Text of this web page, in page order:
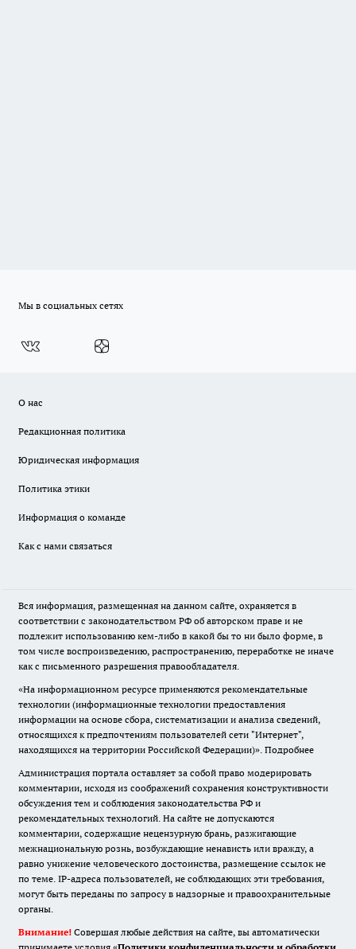
Мы в социальных сетях
О нас
Редакционная политика
Юридическая информация
Политика этики
Информация о команде
Как с нами связаться
Вся информация, размещенная на данном сайте, охраняется в
соответствии с законодательством РФ об авторском праве и не
подлежит использованию кем-либо в какой бы то ни было форме, в
том числе воспроизведению, распространению, переработке не иначе
как с письменного разрешения правообладателя.
«На информационном ресурсе применяются рекомендательные
технологии (информационные технологии предоставления
информации на основе сбора, систематизации и анализа сведений,
относящихся к предпочтениям пользователей сети "Интернет",
находящихся на территории Российской Федерации)». Подробнее
Администрация портала оставляет за собой право модерировать
комментарии, исходя из соображений сохранения конструктивности
обсуждения тем и соблюдения законодательства РФ и
рекомендательных технологий. На сайте не допускаются
комментарии, содержащие нецензурную брань, разжигающие
межнациональную рознь, возбуждающие ненависть или вражду, а
равно унижение человеческого достоинства, размещение ссылок не
по теме. IP-адреса пользователей, не соблюдающих эти требования,
могут быть переданы по запросу в надзорные и правоохранительные
органы.
Внимание! Совершая любые действия на сайте, вы автоматически